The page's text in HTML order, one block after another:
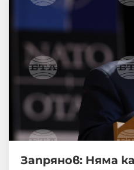
Запрянов: Няма